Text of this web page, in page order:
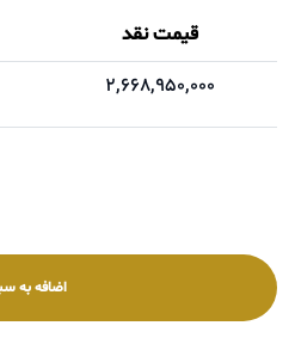
قیمت نقد
2,668,950,000